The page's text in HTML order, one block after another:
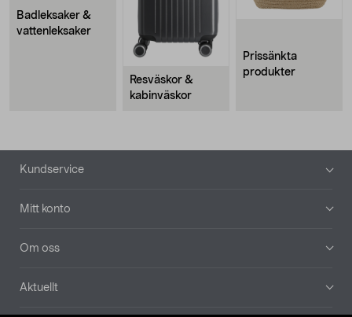
Badleksaker &
vattenleksaker
Resväskor &
kabinväskor
Prissänkta
produkter
Sidfot
Kundservice
Mitt konto
Om oss
Aktuellt